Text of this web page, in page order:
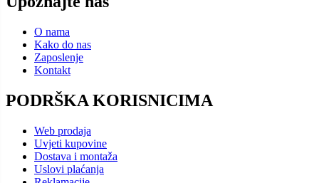
O nama
Kako do nas
Zaposlenje
Kontakt
PODRŠKA KORISNICIMA
Web prodaja
Uvjeti kupovine
Dostava i montaža
Uslovi plaćanja